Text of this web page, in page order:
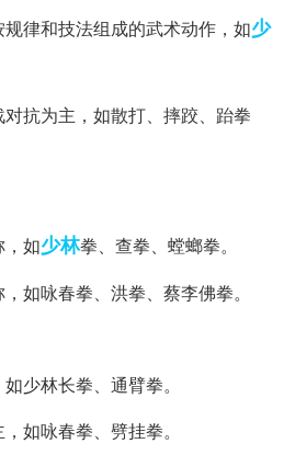
律和技法组成的武术动作，如少
抗为主，如散打、摔跤、跆拳
如少林拳、查拳、螳螂拳。
如咏春拳、洪拳、蔡李佛拳。
少林长拳、通臂拳。
如咏春拳、劈挂拳。